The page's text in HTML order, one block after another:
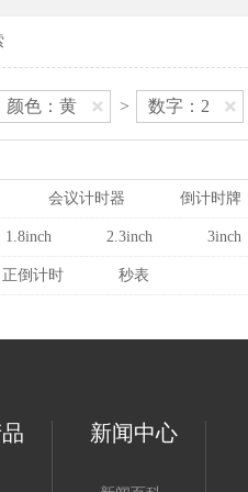
颜色：黄 > 数字：2
会议计时器 倒计时牌
1.8inch 2.3inch 3inch
正倒计时 秒表
新闻中心